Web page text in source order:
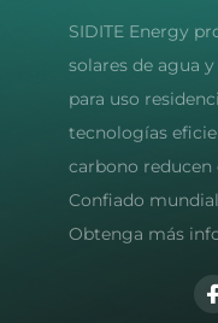
SIDITE Energy
solares de agua
para uso
tecnologías
carbono reducen
Confiado
Obtenga más